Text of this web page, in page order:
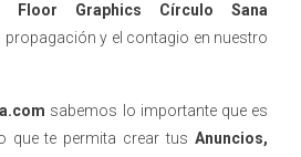
Floor Graphics Círculo Sana
propagación y el contagio en nuestro
sabemos lo importante que es
que te permita crear tus Anuncios,